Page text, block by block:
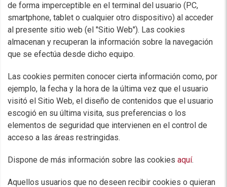
de forma imperceptible en el terminal del usuario (PC,
smartphone, tablet o cualquier otro dispositivo) al acceder
al presente sitio web (el "Sitio Web"). Las cookies
almacenan y recuperan la información sobre la navegación
que se efectúa desde dicho equipo.
Las cookies permiten conocer cierta información como, por
ejemplo, la fecha y la hora de la última vez que el usuario
visitó el Sitio Web, el diseño de contenidos que el usuario
escogió en su última visita, sus preferencias o los
elementos de seguridad que intervienen en el control de
acceso a las áreas restringidas.
Dispone de más información sobre las cookies aquí.
Aquellos usuarios que no deseen recibir cookies o quieran